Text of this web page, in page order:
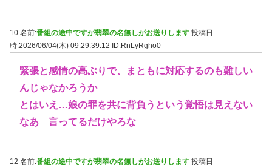
10 名前:番組の途中ですが翡翠の名無しがお送りします 投稿日
時:2026/06/04(木) 09:29:39.12 ID:RnLyRgho0
緊張と感情の高ぶりで、まともに対応するのも難しい
んじゃなかろうか
とはいえ…娘の罪を共に背負うという覚悟は見えない
なあ 言ってるだけやろな
12 名前:番組の途中ですが翡翠の名無しがお送りします 投稿日